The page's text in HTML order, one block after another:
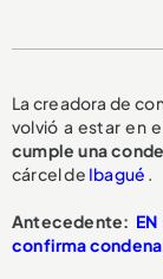
La creadora de
volvió a estar en
cumple una
cárcel de Ibagué .
Antecedente:
confirma condena